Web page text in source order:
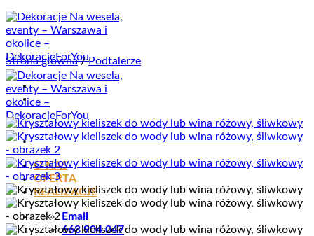
Przewiń
do
zawartości
O NAS
OFERTA
REALIZACJE
Email
668 904 047
Strona główna / Podtalerze